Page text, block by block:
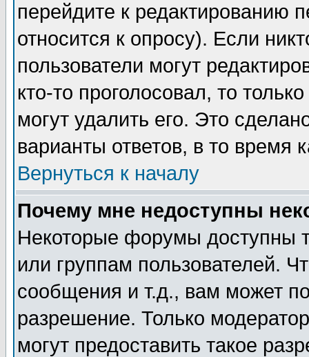
перейдите к редактированию
относится к опросу). Если
пользователи могут
кто-то проголосовал, то
могут удалить его. Это
варианты ответов, в то время
Вернуться к началу
Почему мне недоступны
Некоторые форумы доступны
или группам пользователей.
сообщения и т.д., вам может
разрешение. Только
могут предоставить такое